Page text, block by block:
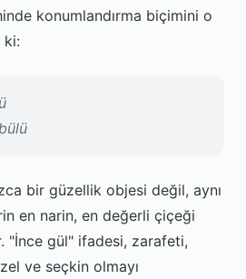
konumlandırma biçimini o
ki:
bir güzellik objesi değil, aynı
en narin, en değerli çiçeği
"İnce gül" ifadesi, zarafeti,
ve seçkin olmayı